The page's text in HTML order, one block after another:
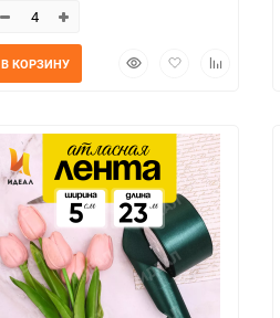
БыстрыйДобавитьДобавить
В КОРЗИНУ